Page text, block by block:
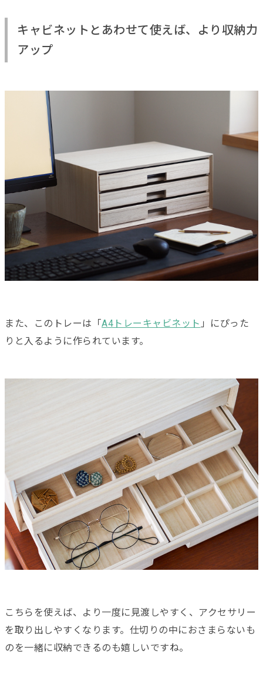
キャビネットとあわせて使えば、より収納力
アップ
また、このトレーは「 A4トレーキャビネット 」にぴった
りと入るように作られています。
こちらを使えば、より一度に見渡しやすく、アクセサリー
を取り出しやすくなります。仕切りの中におさまらないも
のを一緒に収納できるのも嬉しいですね。